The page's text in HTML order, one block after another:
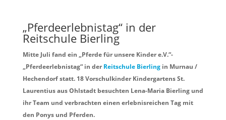
„Pferdeerlebnistag“ in der
Reitschule Bierling
Mitte Juli fand ein „Pferde für unsere Kinder e.V.“-
„Pferdeerlebnistag“ in derReitschule Bierlingin Murnau /
Hechendorf statt. 18 Vorschulkinder Kindergartens St.
Laurentius aus Ohlstadt besuchten Lena-Maria Bierling und
ihr Team und verbrachten einen erlebnisreichen Tag mit
den Ponys und Pferden.